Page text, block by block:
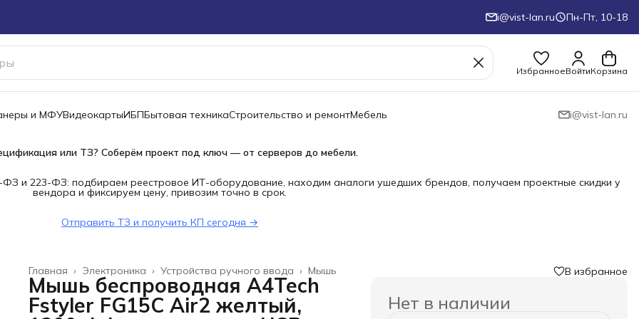
i@vist-lan.ru Пн-Пт, 10-18
ИзбранноеВойтиКорзина
и МФУВидеокартыИБПБытовая техникаСтроительство и ремонтМебель i@vist-lan.ru
или ТЗ? Соберём проект под ключ — от серверов до мебели.
и 223-ФЗ: подбираем реестровое ИТ-оборудование, находим аналоги ушедших брендов, получаем проектные скидки у
вендора и фиксируем цену, привозим точно в срок.
Отправить ТЗ и получить КП сегодня →
Мышь
Устройства ручного ввода ›
Электроника ›
Главная ›
Мышь беспроводная A4Tech
Fstyler FG15C Air2 желтый,
В избранное
Нет в наличии